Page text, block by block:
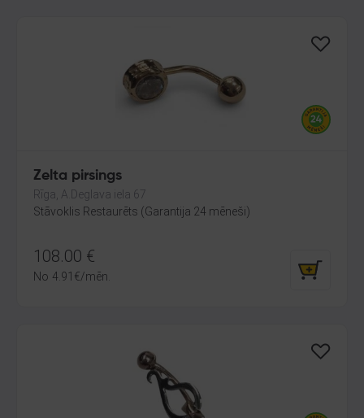
Zelta pirsings
Rīga, A.Deglava iela 67
Stāvoklis Restaurēts (Garantija 24 mēneši)
108.00 €
No 4.91 €/mēn.